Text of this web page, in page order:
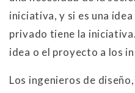
iniciativa, y si es una
privado tiene la
idea o el proyecto a los
Los ingenieros de